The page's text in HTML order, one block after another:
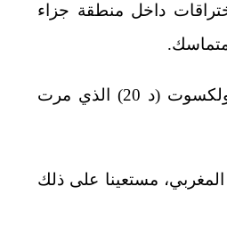
داخل منطقة جزاء
وتواصلت محاولات المنتخب المغربي، خاصة عن طريق خالد بابا (د 19) ومحمد بولكسوت (د 20) الذي مرت
مستعينا على ذلك